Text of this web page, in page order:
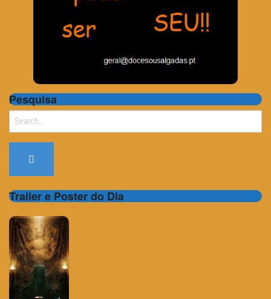
Pesquisa
Search
Trailer e Poster do Dia